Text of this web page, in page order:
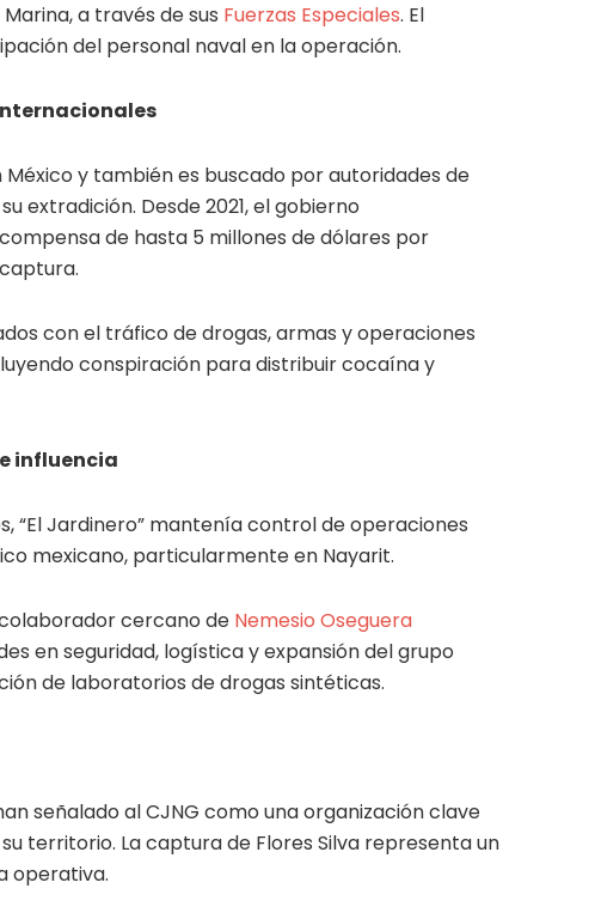
a través de sus Fuerzas Especiales. El
del personal naval en la operación.
y también es buscado por autoridades de
extradición. Desde 2021, el gobierno
de hasta 5 millones de dólares por
con el tráfico de drogas, armas y operaciones
conspiración para distribuir cocaína y
influencia
“El Jardinero” mantenía control de operaciones
mexicano, particularmente en Nayarit.
cercano de Nemesio Oseguera
en seguridad, logística y expansión del grupo
de laboratorios de drogas sintéticas.
señalado al CJNG como una organización clave
territorio. La captura de Flores Silva representa un
operativa.